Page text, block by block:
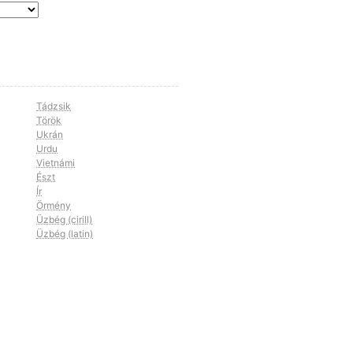
Tádzsik
Török
Ukrán
Urdu
Vietnámi
Észt
Ír
Örmény
Üzbég (cirill)
Üzbég (latin)